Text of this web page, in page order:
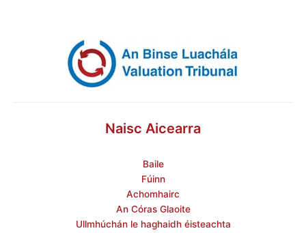
Naisc Aicearra
Baile
Fúinn
Achomhairc
An Córas Glaoite
Ullmhúchán le haghaidh éisteachta